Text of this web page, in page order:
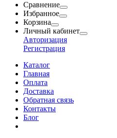
Сравнение
Избранное
Корзина
Личный кабинет
Авторизация
Регистрация
Каталог
Главная
Оплата
Доставка
Обратная связь
Контакты
Блог